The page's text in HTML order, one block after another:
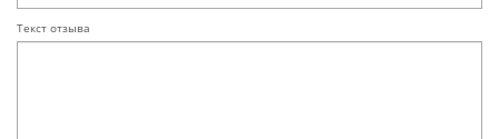
Текст отзыва